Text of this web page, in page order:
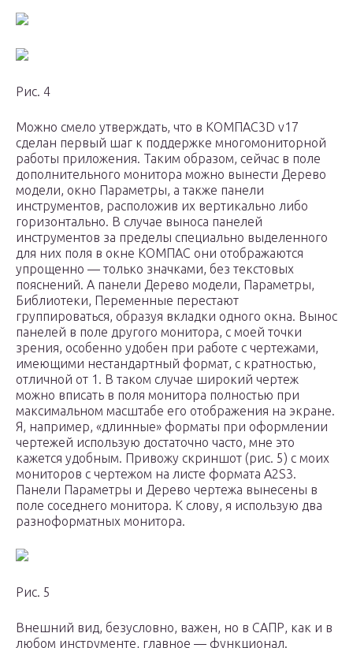
Рис. 4
Можно смело утверждать, что в КОМПАС­3D v17
сделан первый шаг к поддержке многомониторной
работы приложения. Таким образом, сейчас в поле
дополнительного монитора можно вынести Дерево
модели, окно Параметры, а также панели
инструментов, расположив их вертикально либо
горизонтально. В случае выноса панелей
инструментов за пределы специально выделенного
для них поля в окне КОМПАС они отображаются
упрощенно — только значками, без текстовых
пояснений. А панели Дерево модели, Параметры,
Библиотеки, Переменные перестают
группироваться, образуя вкладки одного окна. Вынос
панелей в поле другого монитора, с моей точки
зрения, особенно удобен при работе с чертежами,
имеющими нестандартный формат, с кратностью,
отличной от 1. В таком случае широкий чертеж
можно вписать в поля монитора полностью при
максимальном масштабе его отображения на экране.
Я, например, «длинные» форматы при оформлении
чертежей использую достаточно часто, мне это
кажется удобным. Привожу скриншот (рис. 5) с моих
мониторов с чертежом на листе формата А2Ѕ3.
Панели Параметры и Дерево чертежа вынесены в
поле соседнего монитора. К слову, я использую два
разноформатных монитора.
Рис. 5
Внешний вид, безусловно, важен, но в САПР, как и в
любом инструменте, главное — функционал.